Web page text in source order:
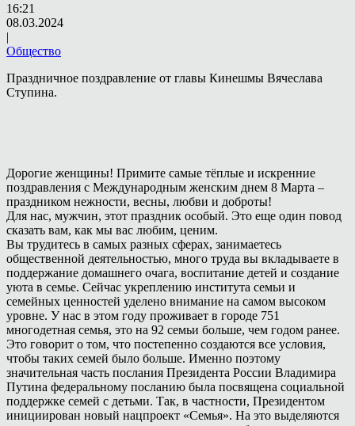
16:21
08.03.2024
|
Общество
Праздничное поздравление от главы Кинешмы Вячеслава
Ступина.
Дорогие женщины! Примите самые тёплые и искренние
поздравления с Международным женским днем 8 Марта –
праздником нежности, весны, любви и доброты!
Для нас, мужчин, этот праздник особый. Это еще один повод
сказать вам, как мы вас любим, ценим.
Вы трудитесь в самых разных сферах, занимаетесь
общественной деятельностью, много труда вы вкладываете в
поддержание домашнего очага, воспитание детей и создание
уюта в семье. Сейчас укреплению института семьи и
семейных ценностей уделено внимание на самом высоком
уровне. У нас в этом году проживает в городе 751
многодетная семья, это на 92 семьи больше, чем годом ранее.
Это говорит о том, что постепенно создаются все условия,
чтобы таких семей было больше. Именно поэтому
значительная часть послания Президента России Владимира
Путина федеральному посланию была посвящена социальной
поддержке семей с детьми. Так, в частности, Президентом
инициирован новый нацпроект «Семья». На это выделяются